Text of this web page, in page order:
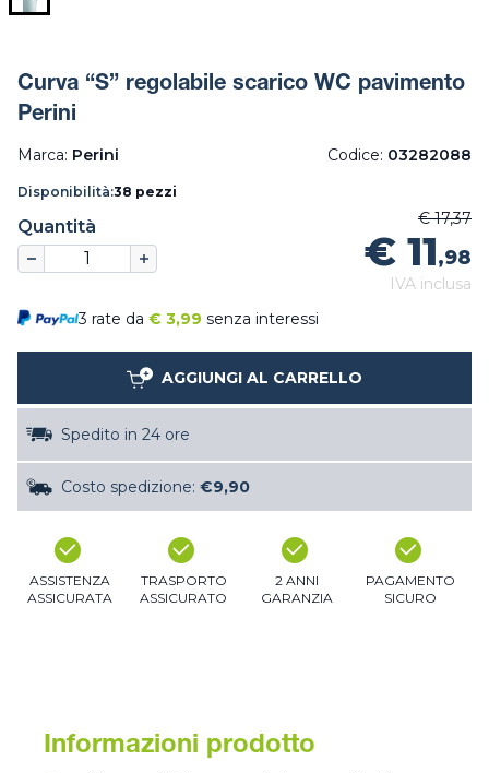
Curva “S” regolabile scarico WC pavimento
Perini
Marca: Perini Codice: 03282088
Disponibilità:38 pezzi
Quantità € 17,37
€ 11,98
IVA inclusa
3 rate da € 3,99 senza interessi
AGGIUNGI AL CARRELLO
Spedito in 24 ore
Costo spedizione: €9,90
ASSISTENZA
ASSICURATA
TRASPORTO
ASSICURATO
2 ANNI
GARANZIA
PAGAMENTO
SICURO
Informazioni prodotto